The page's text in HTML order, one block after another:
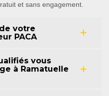
et sans engagement.
votre
PACA
vous
à Ramatuelle